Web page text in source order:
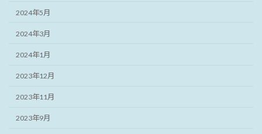
2024年5月
2024年3月
2024年1月
2023年12月
2023年11月
2023年9月